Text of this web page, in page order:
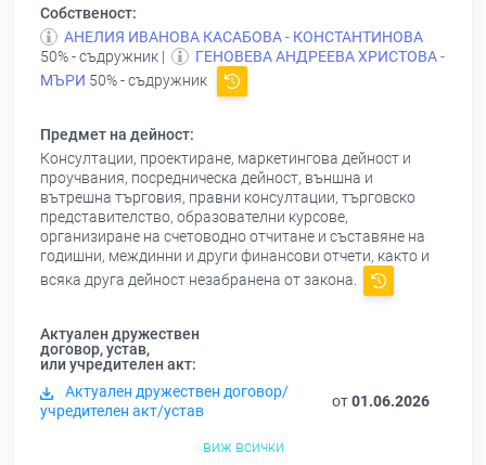
Собственост:
АНЕЛИЯ ИВАНОВА КАСАБОВА - КОНСТАНТИНОВА
50% - съдружник |
ГЕНОВЕВА АНДРЕЕВА ХРИСТОВА -
МЪРИ 50% - съдружник
Предмет на дейност:
Консултации, проектиране, маркетингова дейност и
проучвания, посредническа дейност, външна и
вътрешна търговия, правни консултации, търговско
представителство, образователни курсове,
организиране на счетоводно отчитане и съставяне на
годишни, междинни и други финансови отчети, както и
всяка друга дейност незабранена от закона.
Актуален дружествен
договор, устав,
или учредителен акт:
Актуален дружествен договор/
учредителен акт/устав
от01.06.2026
виж всички